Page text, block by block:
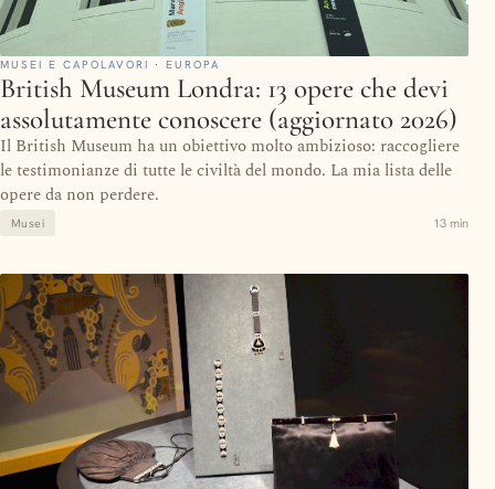
MUSEI E CAPOLAVORI · EUROPA
British Museum Londra: 13 opere che devi
assolutamente conoscere (aggiornato 2026)
Il British Museum ha un obiettivo molto ambizioso: raccogliere
le testimonianze di tutte le civiltà del mondo. La mia lista delle
opere da non perdere.
Musei 13 min